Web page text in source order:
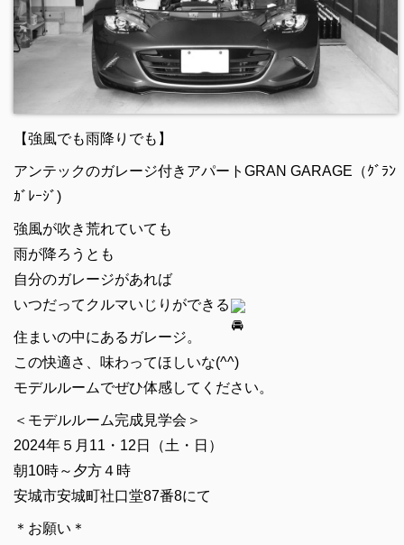
【強風でも雨降りでも】
アンテックのガレージ付きアパートGRAN GARAGE（ｸﾞﾗﾝ
ｶﾞﾚｰｼﾞ)
強風が吹き荒れていても
雨が降ろうとも
自分のガレージがあれば
いつだってクルマいじりができる
住まいの中にあるガレージ。
この快適さ、味わってほしいな(^^)
モデルルームでぜひ体感してください。
＜モデルルーム完成見学会＞
2024年５月11・12日（土・日）
朝10時～夕方４時
安城市安城町社口堂87番8にて
＊お願い＊